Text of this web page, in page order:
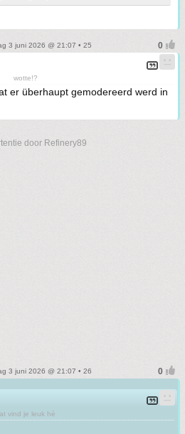
3 juni 2026 @ 21:07 • 25
wotte!?
er überhaupt gemodereerd werd in
door Refinery89
3 juni 2026 @ 21:07 • 26
vind je leuk hè